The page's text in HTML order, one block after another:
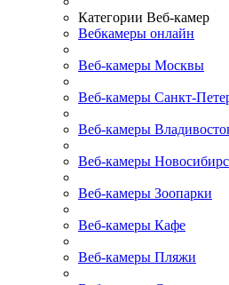
Категории Веб-камер
Вебкамеры онлайн
Веб-камеры Москвы
Веб-камеры Санкт-
Веб-камеры
Веб-камеры
Веб-камеры Зоопарки
Веб-камеры Кафе
Веб-камеры Пляжи